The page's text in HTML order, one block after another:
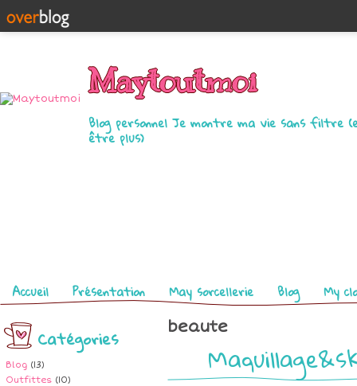
Maytoutmoi
Blog personnel Je montre ma vie sans filtre
être plus)
Pages
Accueil Présentation May sorcellerie Blog My
Catégories
Blog (13)
Outfittes (10)
beaute